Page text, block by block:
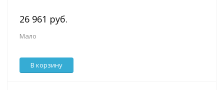
26 961 руб.
Мало
В корзину